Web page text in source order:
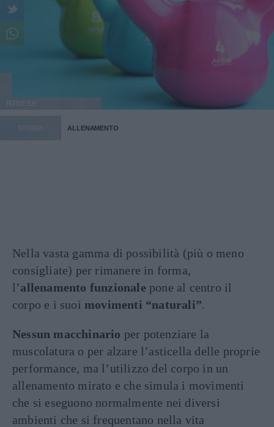
ALLENAMENTO
Nella vasta gamma di possibilità (più o meno
consigliate) per rimanere in forma,
l’allenamento funzionale pone al centro il
corpo e i suoi movimenti “naturali”.
Nessun macchinario per potenziare la
muscolatura o per alzare l’asticella delle proprie
performance, ma l’utilizzo del corpo in un
allenamento mirato e che simula i movimenti
che si eseguono normalmente nei diversi
ambienti che si frequentano nella vita